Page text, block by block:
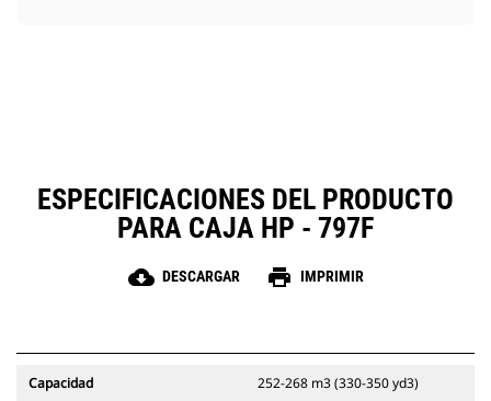
ESPECIFICACIONES DEL PRODUCTO
PARA CAJA HP - 797F
cloud_download DESCARGAR print IMPRIMIR
Capacidad 252-268 m3 (330-350 yd3)